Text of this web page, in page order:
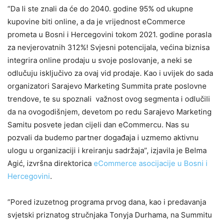
“Da li ste znali da će do 2040. godine 95% od ukupne
kupovine biti online, a da je vrijednost eCommerce
prometa u Bosni i Hercegovini tokom 2021. godine porasla
za nevjerovatnih 312%! Svjesni potencijala, većina biznisa
integrira online prodaju u svoje poslovanje, a neki se
odlučuju isključivo za ovaj vid prodaje. Kao i uvijek do sada
organizatori Sarajevo Marketing Summita prate poslovne
trendove, te su spoznali važnost ovog segmenta i odlučili
da na ovogodišnjem, devetom po redu Sarajevo Marketing
Samitu posvete jedan cijeli dan eCommercu. Nas su
pozvali da budemo partner događaja i uzmemo aktivnu
ulogu u organizaciji i kreiranju sadržaja”, izjavila je Belma
Agić, izvršna direktorica eCommerce asocijacije u Bosni i
Hercegovini.
“Pored izuzetnog programa prvog dana, kao i predavanja
svjetski priznatog stručnjaka Tonyja Durhama, na Summitu